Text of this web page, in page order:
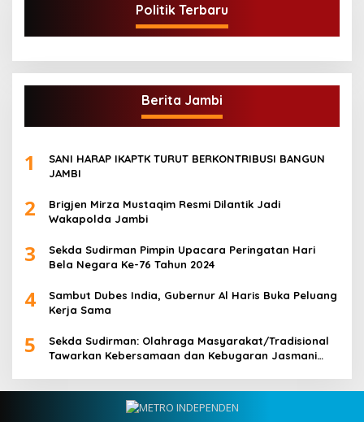
Politik Terbaru
Berita Jambi
1
SANI HARAP IKAPTK TURUT BERKONTRIBUSI BANGUN
JAMBI
2
Brigjen Mirza Mustaqim Resmi Dilantik Jadi
Wakapolda Jambi
3
Sekda Sudirman Pimpin Upacara Peringatan Hari
Bela Negara Ke-76 Tahun 2024
4
Sambut Dubes India, Gubernur Al Haris Buka Peluang
Kerja Sama
5
Sekda Sudirman: Olahraga Masyarakat/Tradisional
Tawarkan Kebersamaan dan Kebugaran Jasmani